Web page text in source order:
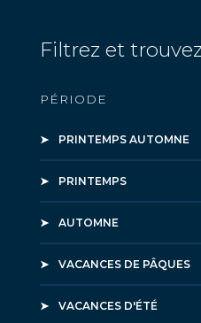
Filtrez et
PÉRIODE
PRINTEMPS AUTOMNE
PRINTEMPS
AUTOMNE
VACANCES DE PÂQUES
VACANCES D'ÉTÉ